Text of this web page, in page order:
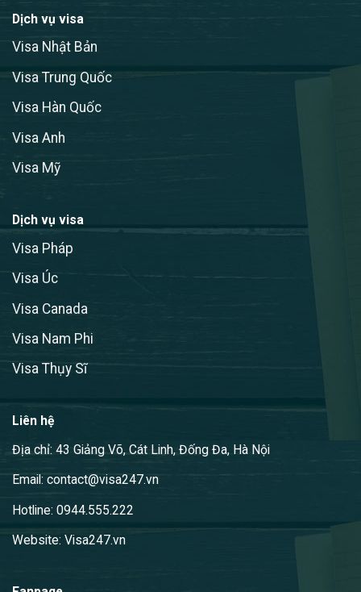
Dịch vụ visa
Visa Nhật Bản
Visa Trung Quốc
Visa Hàn Quốc
Visa Anh
Visa Mỹ
Dịch vụ visa
Visa Pháp
Visa Úc
Visa Canada
Visa Nam Phi
Visa Thụy Sĩ
Liên hệ
Địa chỉ: 43 Giảng Võ, Cát Linh, Đống Đa, Hà Nội
Email: contact@visa247.vn
Hotline: 0944.555.222
Website: Visa247.vn